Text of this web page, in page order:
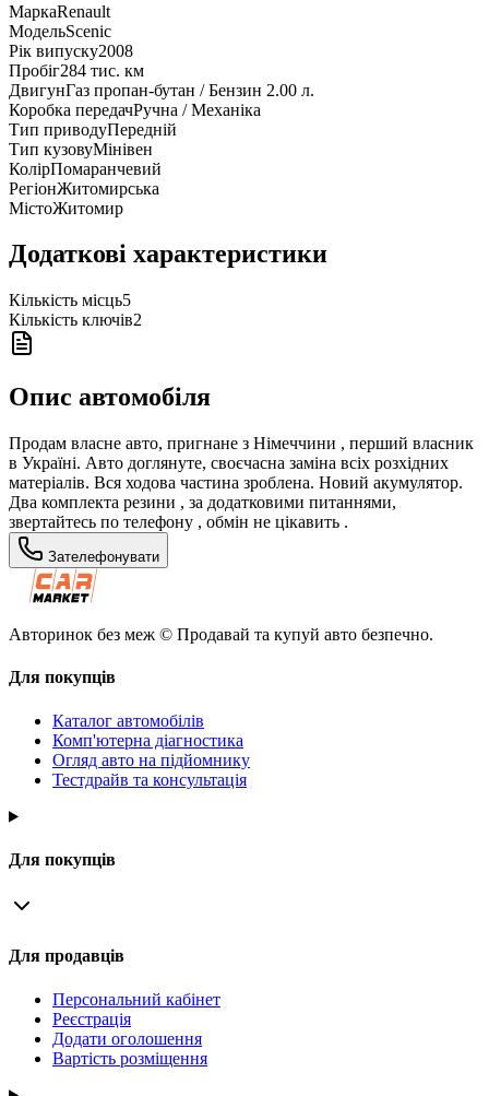
МаркаRenault
МодельScenic
Рік випуску2008
Пробіг284 тис. км
ДвигунГаз пропан-бутан / Бензин 2.00 л.
Коробка передачРучна / Механіка
Тип приводуПередній
Тип кузовуМінівен
КолірПомаранчевий
РегіонЖитомирська
МістоЖитомир
Додаткові характеристики
Кількість місць5
Кількість ключів2
Опис автомобіля
Продам власне авто, пригнане з Німеччини , перший власник
в Україні. Авто доглянуте, своєчасна заміна всіх розхідних
матеріалів. Вся ходова частина зроблена. Новий акумулятор.
Два комплекта резини , за додатковими питаннями,
звертайтесь по телефону , обмін не цікавить .
Зателефонувати
Авторинок без меж © Продавай та купуй авто безпечно.
Для покупців
Каталог автомобілів
Комп'ютерна діагностика
Огляд авто на підйомнику
Тестдрайв та консультація
Для покупців
Для продавців
Персональний кабінет
Реєстрація
Додати оголошення
Вартість розміщення